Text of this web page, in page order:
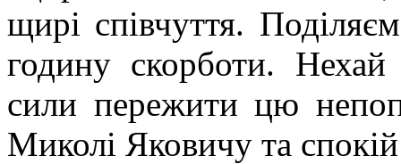
щирі співчуття.
годину скорботи.
сили пережити цю
Миколі Яковичу та